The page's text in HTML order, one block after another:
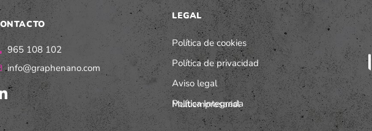
965 108 102
info@graphenano.com
LEGAL
Política de cookies
Política de privacidad
Aviso legal
Política Integrada Multiempresarial